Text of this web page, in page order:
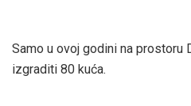
Samo u ovoj godini na prostoru
izgraditi 80 kuća.